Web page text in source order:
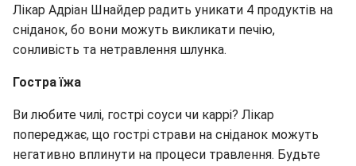
Лікар Адріан Шнайдер радить уникати 4 продуктів на
сніданок, бо вони можуть викликати печію,
сонливість та нетравлення шлунка.
Гостра їжа
Ви любите чилі, гострі соуси чи каррі? Лікар
попереджає, що гострі страви на сніданок можуть
негативно вплинути на процеси травлення. Будьте